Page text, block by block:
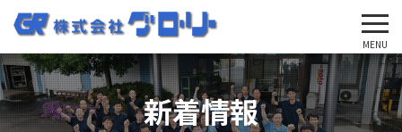
'Skip'
MENU
新着情報